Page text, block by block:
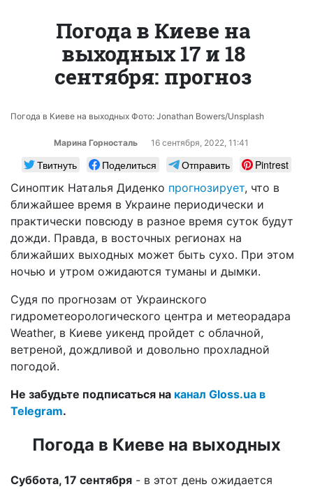
Погода в Киеве на
выходных 17 и 18
сентября: прогноз
Погода в Киеве на выходных Фото: Jonathan Bowers/Unsplash
Марина Горносталь 16 сентября, 2022, 11:41
Твитнуть Поделиться Отправить
Pintrest
Синоптик Наталья Диденко прогнозирует, что в
ближайшее время в Украине периодически и
практически повсюду в разное время суток будут
дожди. Правда, в восточных регионах на
ближайших выходных может быть сухо. При этом
ночью и утром ожидаются туманы и дымки.
Судя по прогнозам от Украинского
гидрометеорологического центра и метеорадара
Weather, в Киеве уикенд пройдет с облачной,
ветреной, дождливой и довольно прохладной
погодой.
Не забудьте подписаться на канал Gloss.ua в
Telegram.
Погода в Киеве на выходных
Суббота, 17 сентября - в этот день ожидается